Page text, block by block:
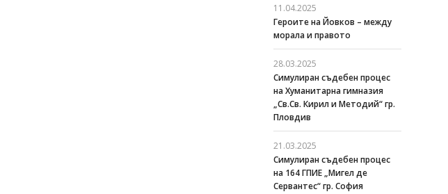
11.04.2025
Героите на Йовков – между
морала и правото
28.03.2025
Симулиран съдебен процес
на Хуманитарна гимназия
„Св.Св. Кирил и Методий“ гр.
Пловдив
21.03.2025
Симулиран съдебен процес
на 164 ГПИЕ „Мигел де
Сервантес“ гр. София